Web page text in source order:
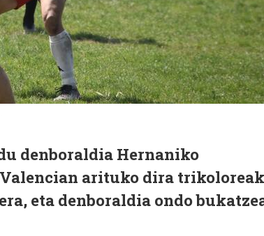
denboraldia Hernaniko
arituko dira
eta denboraldia ondo